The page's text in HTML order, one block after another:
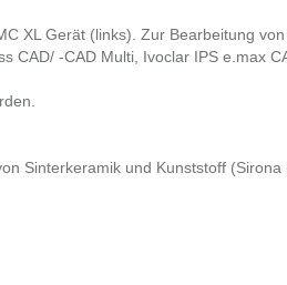
XL Gerät (links). Zur Bearbeitung
CAD/ -CAD Multi, Ivoclar IPS e.max
Sinterkeramik und Kunststoff